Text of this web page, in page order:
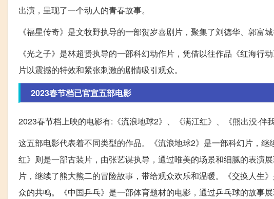
出演，呈现了一个动人的青春故事。
《福星传奇》是文牧野执导的一部贺岁喜剧片，聚集了刘德华、郭富
《光之子》是林超贤执导的一部科幻动作片，凭借以往作品《红海
片以震撼的特效和紧张刺激的剧情吸引观众。
2023春节档已官宣五部电影
2023春节档上映的电影有:《流浪地球2》、《满江红》、《熊出没·伴
这五部电影代表着不同类型的作品。《流浪地球2》是一部科幻片，
红》则是一部古装片，由张艺谋执导，通过唯美的场景和细腻的表演
片，继续了熊大熊二的冒险故事，带给观众欢乐和温暖。《交换人生
众的共鸣。《中国乒乓》是一部体育题材的电影，通过乒乓球的故事